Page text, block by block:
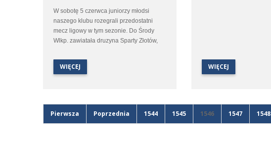
W sobotę 5 czerwca juniorzy młodsi
naszego klubu rozegrali przedostatni
mecz ligowy w tym sezonie. Do Środy
Wlkp. zawiatała druzyna Sparty Złotów,
lidze. Nasi zawodnicy byli bardzo
goscinni i przegrali ten mecz 1:0, mimo
WIĘCEJ WIĘCEJ
Pierwsza Poprzednia 1544 1545 1546 1547 1548